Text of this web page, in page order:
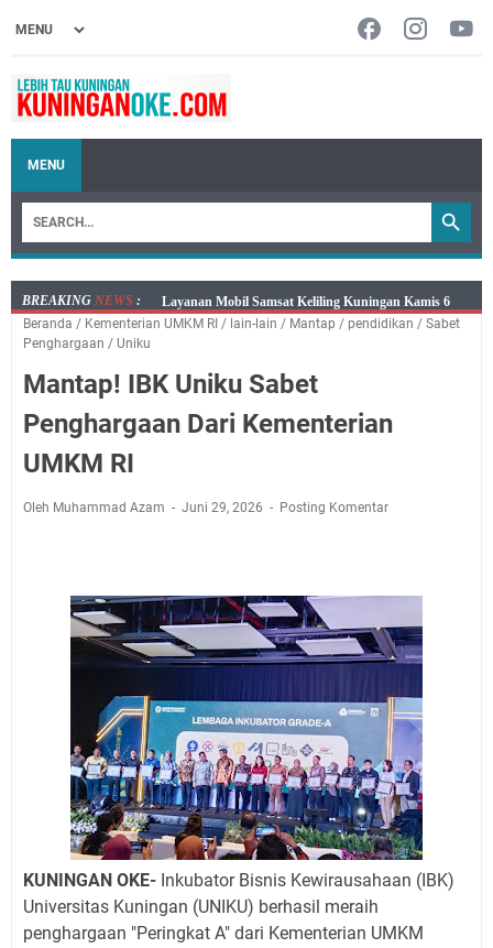
MENU
BREAKING NEWS :
Layanan Mobil Samsat Keliling Kuningan Kamis 6
Agustus 2026 Ada di Empat Titik
Keterlambatan Berarti Kegagalan
Setiap Noda Ada Pembersihnya, Salat Bisa Menjadi
di Sini!
Embun Pagi Rabu 5 Agustus 2026: Tidak Perlu Iri, Kita
Punya Takdir Masing-masing, Hidup yang Terlihat
Sudahkah Kita Merdeka Dari Hawa Nafsu?
Agenda Kegiatan Bupati Kuningan Kamis 6 Agustus
2026 Ada Tiga Acara
Kamis 6 Agustus 2026 Mobil Samling Ada di Alun-alun
Luragung, Ini Persyaratan dan Besaran Biayanya
Beranda / Kementerian UMKM RI / lain-lain / Mantap / pendidikan / Sabet
Penghargaan / Uniku
Mantap! IBK Uniku Sabet
Penghargaan Dari Kementerian
UMKM RI
Oleh Muhammad Azam Juni 29, 2026 Posting Komentar
KUNINGAN OKE- Inkubator Bisnis Kewirausahaan (IBK)
Universitas Kuningan (UNIKU) berhasil meraih
penghargaan "Peringkat A" dari Kementerian UMKM